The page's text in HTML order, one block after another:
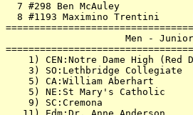
7 #298 Ben McAuley
8 #1193 Maximino Trentini
Men
1) CEN:Notre Dame High
3) SO:Lethbridge
5) CA:William Aberhart
5) NE:St Mary's Catholic
9) SC:Cremona